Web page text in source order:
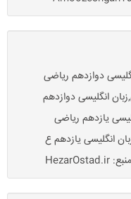
دوازدهم ریاضی
انگلیسی دوازدهم
یازدهم ریاضی
انگلیسی یازدهم ع
منبع: HezarOstad.ir